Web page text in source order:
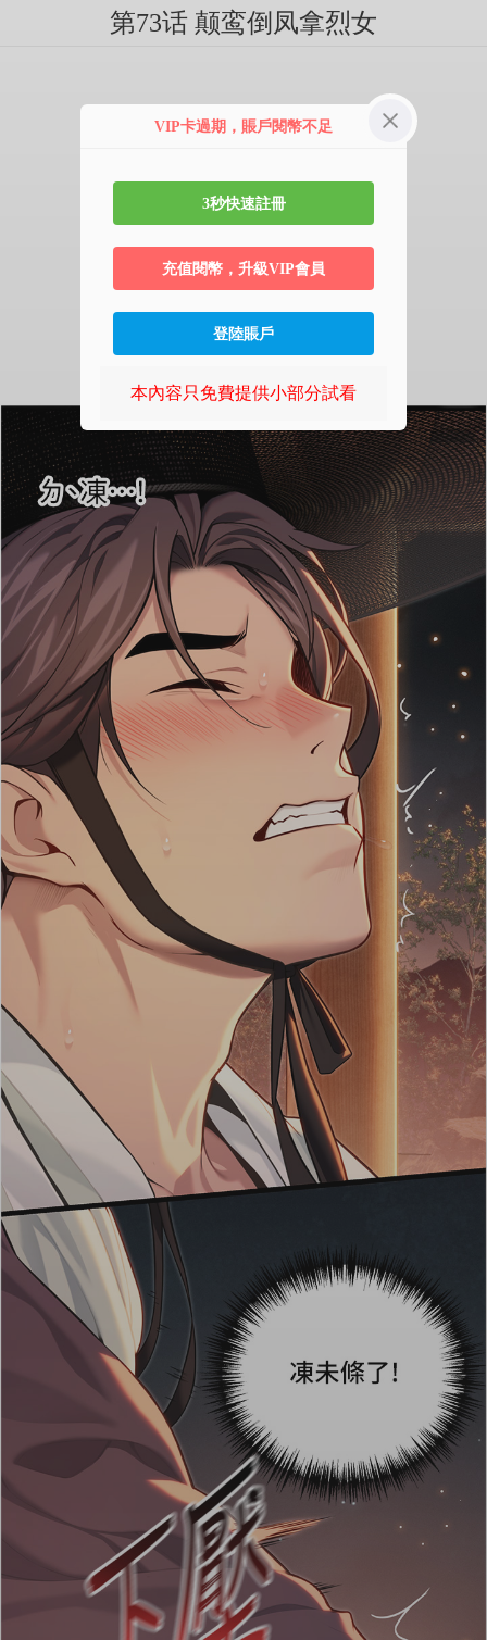
第73话 颠鸾倒凤拿烈女
VIP卡過期，賬戶閱幣不足
3秒快速註冊
充值閱幣，升級VIP會員
登陸賬戶
本內容只免費提供小部分試看